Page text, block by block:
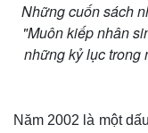
Những cuốn sách
"Muôn kiếp nhân
những kỷ lục trong
Năm 2002 là một